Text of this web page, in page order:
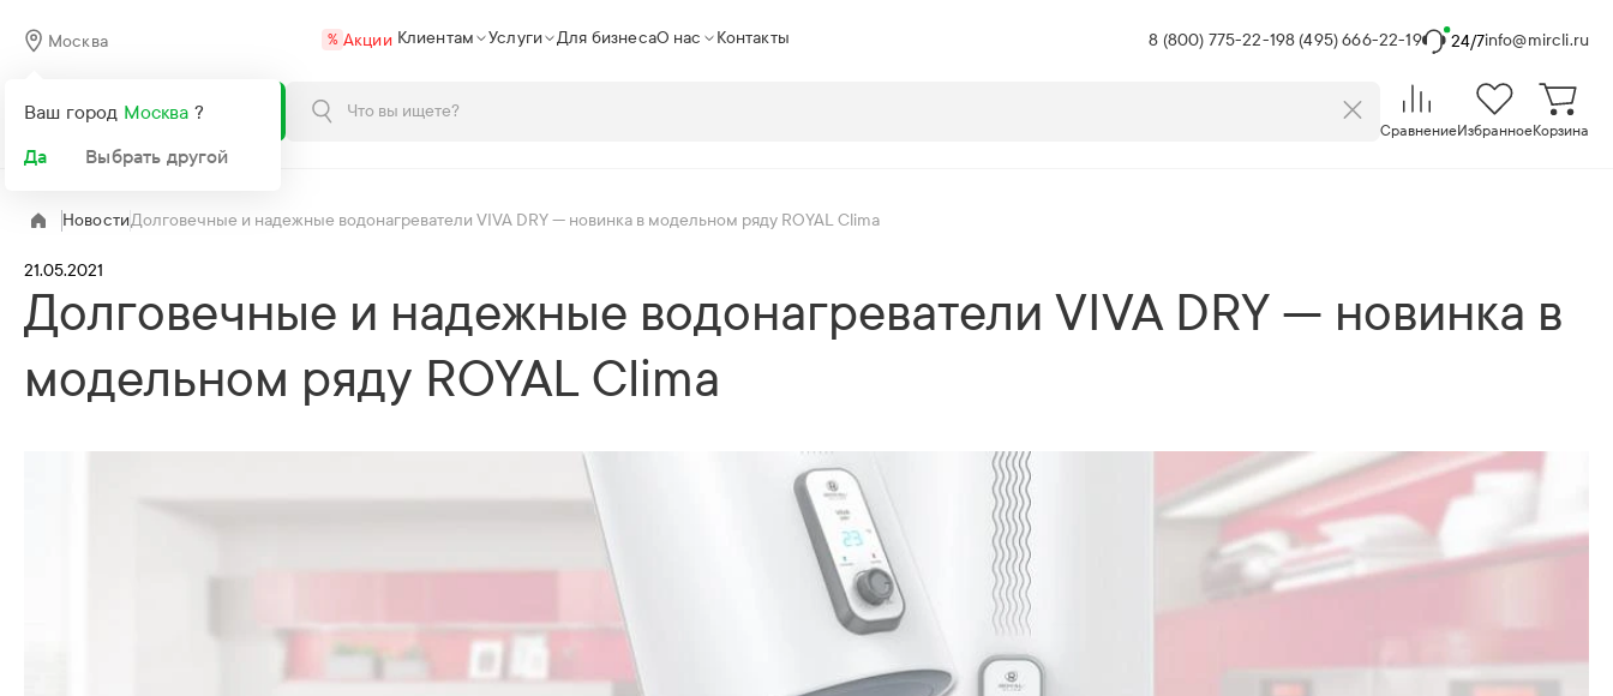
Москва
Ваш город Москва ?
Да
Выбрать другой
% Акции Клиентам Услуги Для бизнесаО нас Контакты 8 (800) 775-22-198 (495) 666-22-19 24/7info@mircli.ru
Каталог
СравнениеИзбранноеКорзина
НовостиДолговечные и надежные водонагреватели VIVA DRY — новинка в модельном ряду ROYAL Clima
21.05.2021
Долговечные и надежные водонагреватели VIVA DRY — новинка в
модельном ряду ROYAL Clima